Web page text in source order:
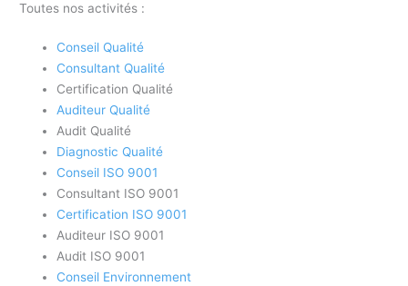
Toutes nos activités :
Conseil Qualité
Consultant Qualité
Certification Qualité
Auditeur Qualité
Audit Qualité
Diagnostic Qualité
Conseil ISO 9001
Consultant ISO 9001
Certification ISO 9001
Auditeur ISO 9001
Audit ISO 9001
Conseil Environnement